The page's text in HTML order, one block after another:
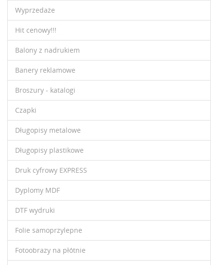
Wyprzedaże
Hit cenowy!!!
Balony z nadrukiem
Banery reklamowe
Broszury - katalogi
Czapki
Długopisy metalowe
Długopisy plastikowe
Druk cyfrowy EXPRESS
Dyplomy MDF
DTF wydruki
Folie samoprzylepne
Fotoobrazy na płótnie